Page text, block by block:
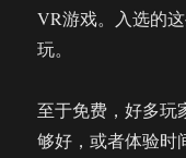
VR游戏。入选的
玩。
至于免费，好多玩
够好，或者体验时